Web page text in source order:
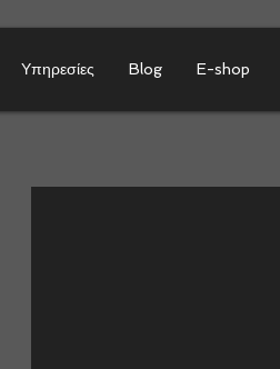
Υπηρεσίες Blog E-shop